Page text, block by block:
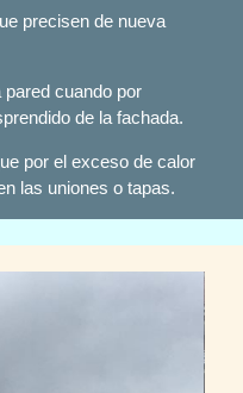
precisen de nueva
cuando por
de la fachada.
por el exceso de calor
las uniones o tapas.